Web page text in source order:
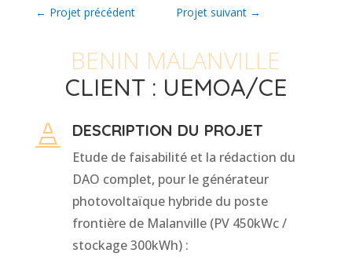
← Projet précédent Projet suivant→
BENIN MALANVILLE
CLIENT : UEMOA/CE
 DESCRIPTION DU PROJET
Etude de faisabilité et la rédaction du
DAO complet, pour le générateur
photovoltaïque hybride du poste
frontière de Malanville (PV 450kWc /
stockage 300kWh) :